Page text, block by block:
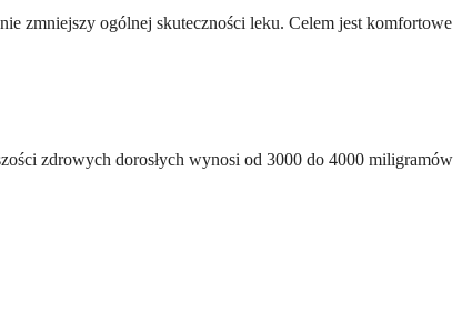
zmniejszy ogólnej skuteczności leku. Celem jest komfortowe
zdrowych dorosłych wynosi od 3000 do 4000 miligramów